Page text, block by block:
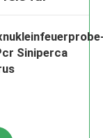
Siniperca